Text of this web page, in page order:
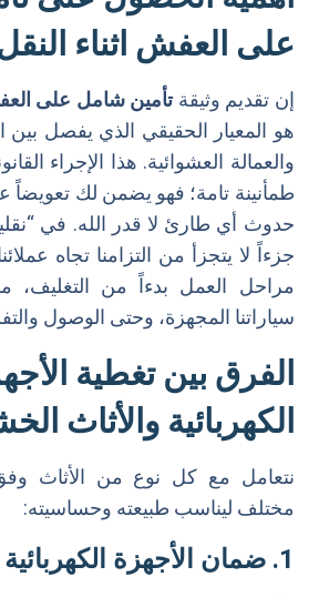
على العفش اثناء
إن تقديم وثيقةتأمين شامل على
هو المعيار الحقيقي الذي يفصل بين
والعمالة العشوائية. هذا الإجراء
طمأنينة تامة؛ فهو يضمن لك تعويضاً
حدوث أي طارئ لا قدر الله. في
جزءاً لا يتجزأ من التزامنا تجاه
مراحل العمل بدءاً من التغليف،
سياراتنا المجهزة، وحتى الوصول
الفرق بين تغطية
الكهربائية والأثاث
نتعامل مع كل نوع من الأثاث
مختلف ليناسب طبيعته وحساسيته:
1. ضمان الأجهزة الكهربائية والإلكترونيات